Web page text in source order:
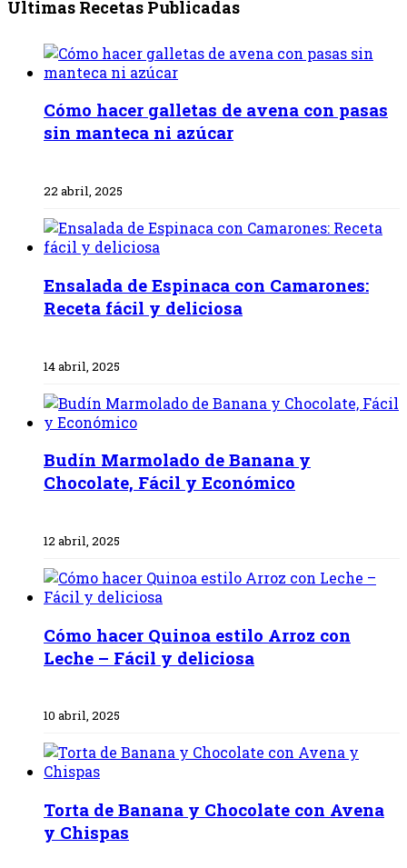
Últimas Recetas Publicadas
Cómo hacer galletas de avena con pasas
sin manteca ni azúcar
22 abril, 2025
Ensalada de Espinaca con Camarones:
Receta fácil y deliciosa
14 abril, 2025
Budín Marmolado de Banana y
Chocolate, Fácil y Económico
12 abril, 2025
Cómo hacer Quinoa estilo Arroz con
Leche – Fácil y deliciosa
10 abril, 2025
Torta de Banana y Chocolate con Avena
y Chispas